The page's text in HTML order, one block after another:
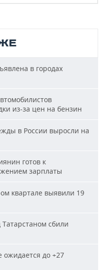
в городах
из-за цен на бензин
в России выросли на
готов к
зарплаты
квартале выявили 19
сбили
ожидается до +27